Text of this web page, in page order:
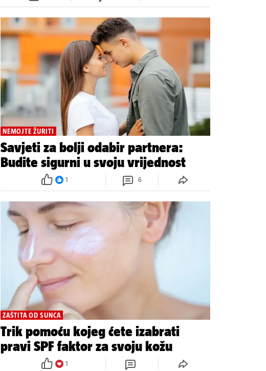
NEMOJTE ŽURITI
Savjeti za bolji odabir partnera:
Budite sigurni u svoju vrijednost
1 6
ZAŠTITA OD SUNCA
Trik pomoću kojeg ćete izabrati
pravi SPF faktor za svoju kožu
1